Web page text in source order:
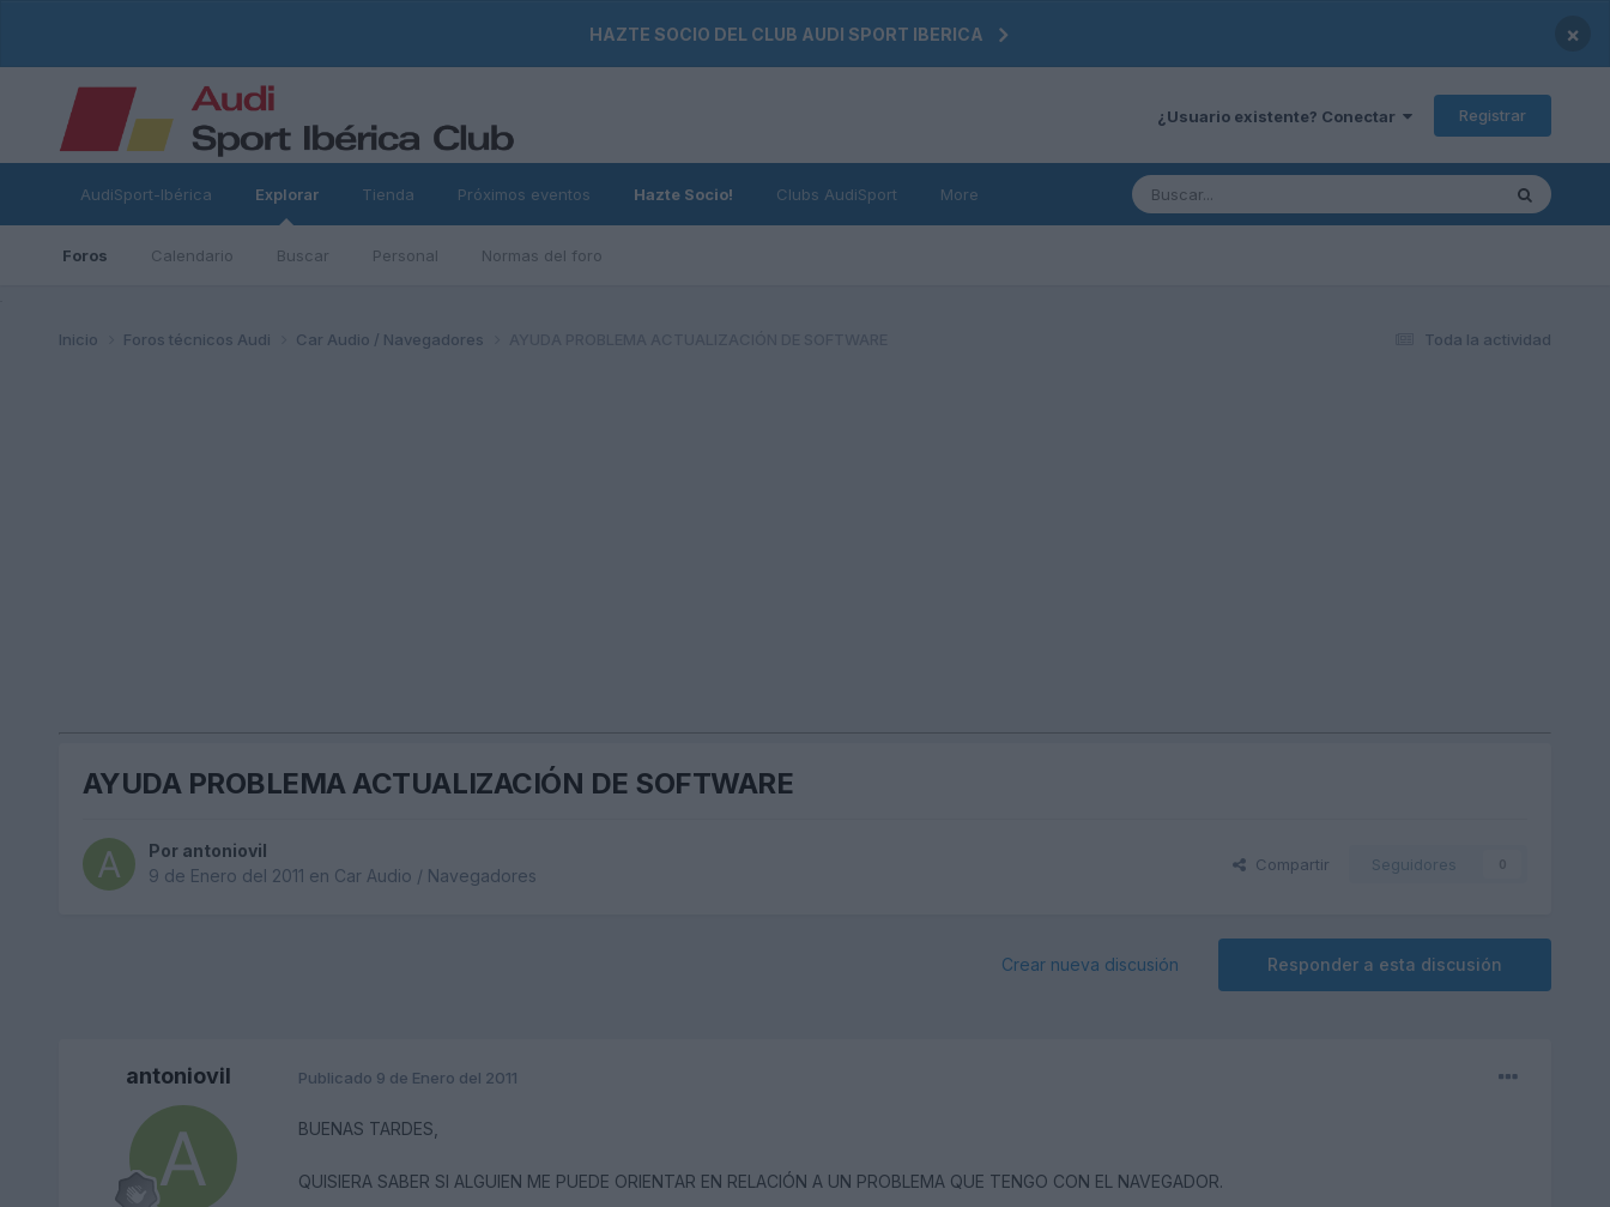
HAZTE SOCIO DEL CLUB AUDI SPORT IBERICA ×
¿Usuario existente? Conectar Registrar
AudiSport-Ibérica Explorar
Foros Calendario Buscar Personal Normas del foro
Tienda Próximos eventos Hazte Socio! Clubs AudiSport More
Toda la actividad
Inicio Foros técnicos Audi Car Audio / Navegadores
AYUDA PROBLEMA ACTUALIZACIÓN DE SOFTWARE
Por antoniovil
9 de Enero del 2011 en Car Audio / Navegadores
Compartir Seguidores 0
Responder a esta discusión
Crear nueva discusión
antoniovil Publicado 9 de Enero del 2011
BUENAS TARDES,
QUISIERA SABER SI ALGUIEN ME PUEDE ORIENTAR EN RELACIÓN A UN PROBLEMA QUE TENGO CON EL NAVEGADOR.